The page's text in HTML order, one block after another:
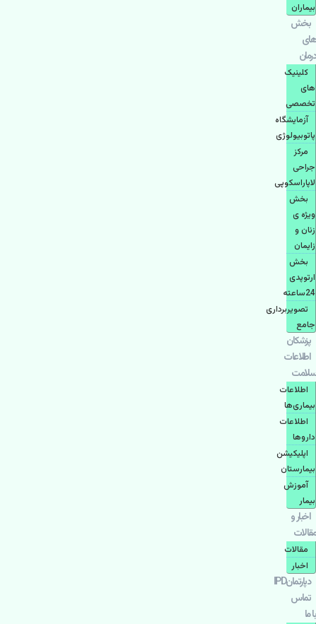
بیماران
بخش
های
درمان
کلینیک
های
تخصصی
آزمایشگاه
پاتوبیولوژی
مرکز
جراحی
لاپاراسکوپی
بخش
ویژه ی
زنان و
زایمان
بخش
ارتوپدی
24ساعته
تصویربرداری
جامع
پزشكان
اطلاعات
سلامت
اطلاعات
بیماری‌ها
اطلاعات
دارو‌ها
اپليكيشن
بيمارستان
آموزش
بیمار
اخبار و
مقالات
مقالات
اخبار
دپارتمانIPD
تماس
با ما